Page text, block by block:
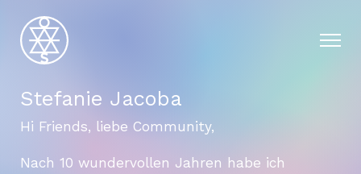
Stefanie Jacoba
Hi Friends, liebe Community,
Nach 10 wundervollen Jahren habe ich